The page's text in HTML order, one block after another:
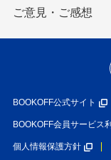
ご意見・ご感想
BOOKOFF公式サイト
BOOKOFF会員サービス
個人情報保護方針